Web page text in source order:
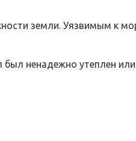
земли. Уязвимым к
ненадежно утеплен